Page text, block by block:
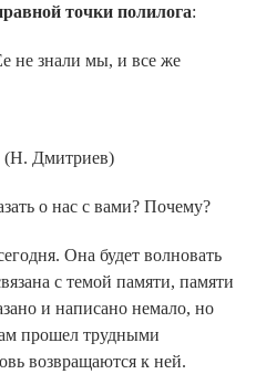
точки полилога:
не знали мы, и все же
(Н. Дмитриев)
о нас с вами? Почему?
Она будет волновать
с темой памяти, памяти
и написано немало, но
прошел трудными
возвращаются к ней.